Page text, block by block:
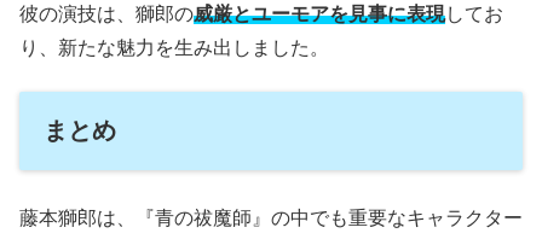
彼の演技は、獅郎の威厳とユーモアを見事に表現してお
り、新たな魅力を生み出しました。
まとめ
藤本獅郎は、『青の祓魔師』の中でも重要なキャラクター